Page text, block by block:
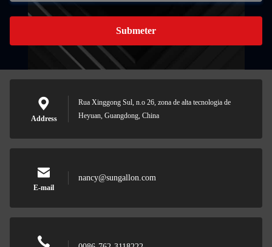
Submeter
Address
Rua Xinggong Sul, n.o 26, zona de alta tecnologia de
Heyuan, Guangdong, China
E-mail
nancy@sungallon.com